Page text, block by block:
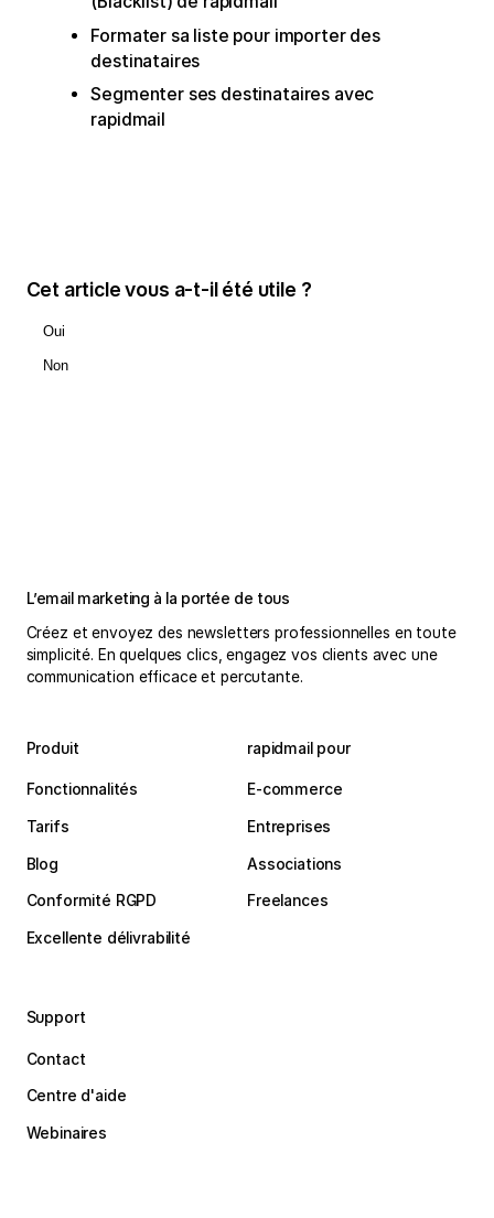
Formater sa liste pour importer des
destinataires
Segmenter ses destinataires avec
rapidmail
Cet article vous a-t-il été utile ?
Oui
Non
L’email marketing à la portée de tous
Créez et envoyez des newsletters professionnelles en toute
simplicité. En quelques clics, engagez vos clients avec une
communication efficace et percutante.
Produit
Fonctionnalités
Tarifs
Blog
Conformité RGPD
Excellente délivrabilité
rapidmail pour
E-commerce
Entreprises
Associations
Freelances
Support
Contact
Centre d'aide
Webinaires